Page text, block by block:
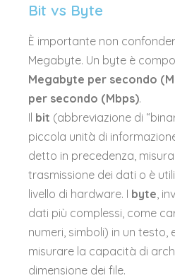
Bit vs Byte
È importante non
Megabyte. Un byte è
Megabyte per secondo
per secondo (Mbps).
Il bit (abbreviazione di
piccola unità di
detto in precedenza,
trasmissione dei dati o è
livello di hardware. I byte,
dati più complessi, come
numeri, simboli) in un testo,
misurare la capacità di
dimensione dei file.